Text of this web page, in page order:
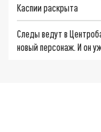
Каспии раскрыта
Следы ведут в
новый персонаж. И он